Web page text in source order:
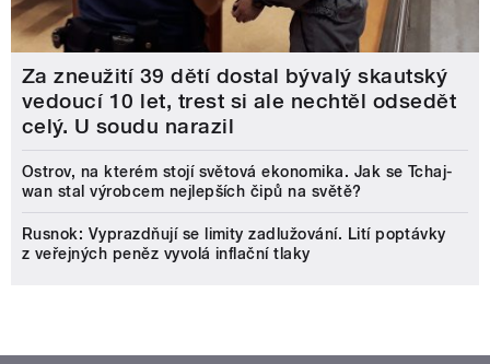
Za zneužití 39 dětí dostal bývalý skautský
vedoucí 10 let, trest si ale nechtěl odsedět
celý. U soudu narazil
Ostrov, na kterém stojí světová ekonomika. Jak se Tchaj-
wan stal výrobcem nejlepších čipů na světě?
Rusnok: Vyprazdňují se limity zadlužování. Lití poptávky
z veřejných peněz vyvolá inflační tlaky